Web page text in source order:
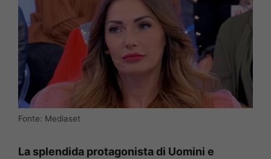
Fonte: Mediaset
La splendida protagonista di Uomini e